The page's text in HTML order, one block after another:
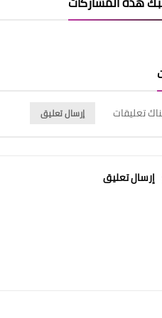
تعليقات إرسال تعليق
إرسال تعليق